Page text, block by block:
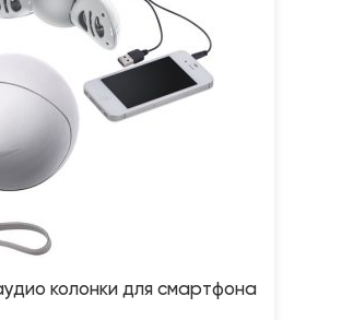
колонки для смартфона